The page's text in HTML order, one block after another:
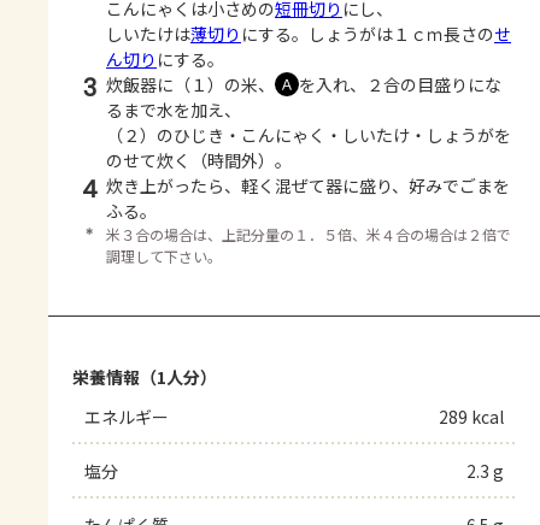
こんにゃくは小さめの短冊切り にし、
しいたけは薄切り にする。しょうがは１ｃｍ長さのせ
ん切り にする。
3 炊飯器に（１）の米、 Ａ を入れ、２合の目盛りにな
るまで水を加え、
（２）のひじき・こんにゃく・しいたけ・しょうがを
のせて炊く（時間外）。
4 炊き上がったら、軽く混ぜて器に盛り、好みでごまを
ふる。
＊
米３合の場合は、上記分量の１．５倍、米４合の場合は２倍で
調理して下さい。
栄養情報（1人分）
エネルギー
289 kcal
塩分 2.3 g